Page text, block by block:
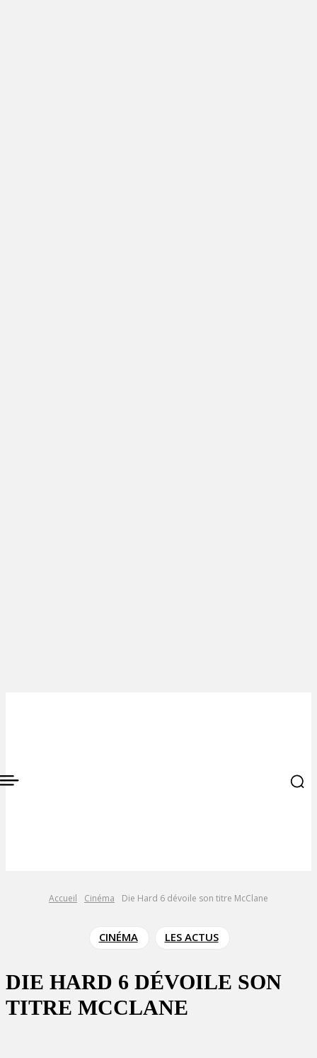
Accueil Cinéma Die Hard 6 dévoile son titre McClane
CINÉMA LES ACTUS
DIE HARD 6 DÉVOILE SON
TITRE MCCLANE